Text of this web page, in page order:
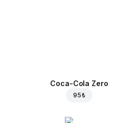
Coca-Cola Zero
95 ₺